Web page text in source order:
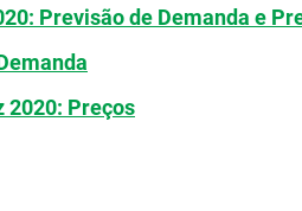
Previsão de Demanda e
2020: Preços